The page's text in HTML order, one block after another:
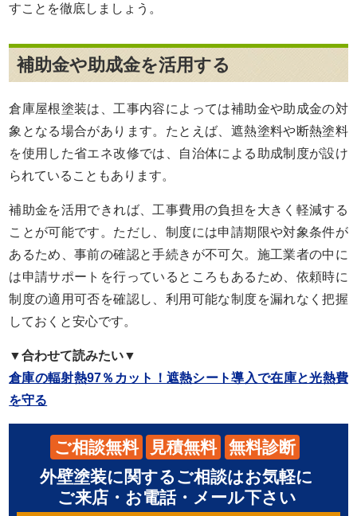
すことを徹底しましょう。
補助金や助成金を活用する
倉庫屋根塗装は、工事内容によっては補助金や助成金の対
象となる場合があります。たとえば、遮熱塗料や断熱塗料
を使用した省エネ改修では、自治体による助成制度が設け
られていることもあります。
補助金を活用できれば、工事費用の負担を大きく軽減する
ことが可能です。ただし、制度には申請期限や対象条件が
あるため、事前の確認と手続きが不可欠。施工業者の中に
は申請サポートを行っているところもあるため、依頼時に
制度の適用可否を確認し、利用可能な制度を漏れなく把握
しておくと安心です。
▼合わせて読みたい▼
倉庫の輻射熱97％カット！遮熱シート導入で在庫と光熱費
を守る
ご相談無料 見積無料
無料診断
外壁塗装に関するご相談はお気軽に
ご来店・お電話・メール下さい